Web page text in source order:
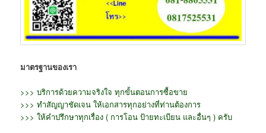
มาตรฐานของเรา
>>> บริการด้วยความจริงใจ ทุกขั้นตอนการซื้อขาย
>>> ทำสัญญาชัดเจน ให้เอกสารทุกอย่างที่ท่านต้องการ
>>> ให้คำปรึกษาทุกเรื่อง ( การโอน ป้ายทะเบียน และอื่นๆ ) ครับ